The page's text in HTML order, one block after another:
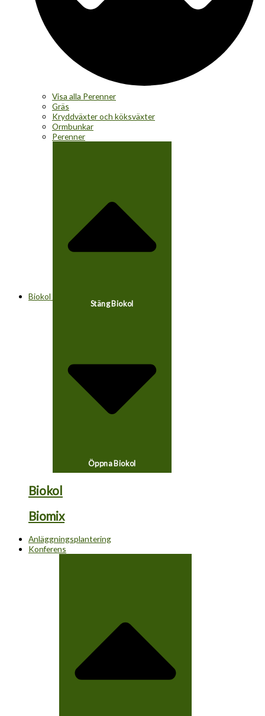
Visa alla Perenner
Gräs
Kryddväxter och köksväxter
Ormbunkar
Perenner
Biokol
Stäng Biokol
Öppna Biokol
Biokol
Biomix
Anläggningsplantering
Konferens